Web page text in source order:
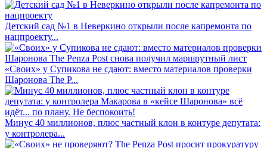
Детский сад №1 в Неверкино открыли после капремонта по
нацпроекту...
«Своих» у Супикова не сдают: вместо материалов проверки
Шаронова The P...
Минус 40 миллионов, плюс частный клон в контуре депутата:
у контролера...